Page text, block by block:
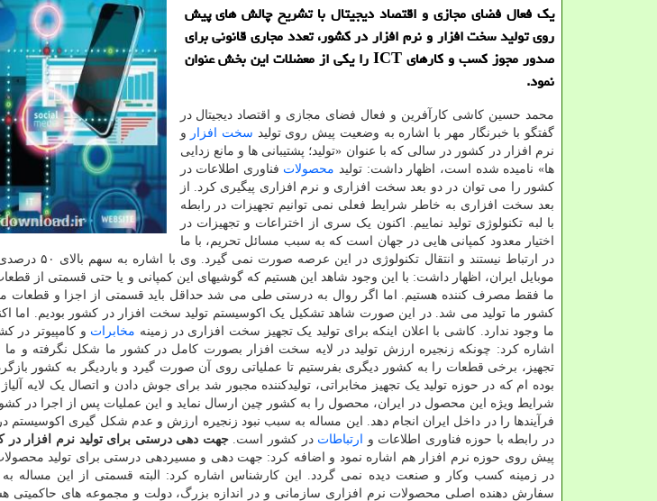
یک فعال فضای مجازی و اقتصاد دیجیتال با تشریح چالش های پیش
روی تولید سخت افزار و نرم افزار در کشور، تعدد مجاری قانونی برای
صدور مجوز کسب و کارهای ICT را یکی از معضلات این بخش عنوان
نمود.
محمد حسین کاشی کارآفرین و فعال فضای مجازی و اقتصاد دیجیتال در
گفتگو با خبرنگار مهر با اشاره به وضعیت پیش روی تولید سخت افزار و
نرم افزار در کشور در سالی که با عنوان «تولید؛ پشتیبانی ها و مانع زدایی
ها» نامیده شده است، اظهار داشت: تولید محصولات فناوری اطلاعات در
کشور را می توان در دو بعد سخت افزاری و نرم افزاری پیگیری کرد. از
بعد سخت افزاری به خاطر شرایط فعلی نمی توانیم تجهیزات در رابطه
با لبه تکنولوژی تولید نماییم. اکنون یک سری از اختراعات و تجهیزات در
اختیار معدود کمپانی هایی در جهان است که به سبب مسائل تحریم، با ما
در ارتباط نیستند و
موبایل ایران، اظهار داشت: با این وجود شاهد این هستیم که گوشیهای این کمپانی و یا حتی قسمتی از
ما فقط مصرف کننده هستیم. اما اگر روال به درستی طی می شد حداقل باید قسمتی از اجزا و قطعات
کشور ما تولید می شد. در این صورت شاهد تشکیل یک اکوسیستم تولید سخت افزار در کشور بودیم. اما
ما وجود ندارد. کاشی با اعلان اینکه برای تولید یک تجهیز سخت افزاری در زمینه مخابرات و کامپیوتر در
اشاره کرد: چونکه زنجیره ارزش تولید در لایه سخت افزار بصورت کامل در کشور ما شکل نگرفته و
تجهیز، برخی قطعات را به کشور دیگری بفرستیم تا عملیاتی روی آن صورت گیرد و باردیگر به کشور
بوده ام که در حوزه تولید یک تجهیز مخابراتی، تولیدکننده مجبور شد برای جوش دادن و اتصال یک لایه
شرایط ویژه این محصول در ایران، محصول را به کشور چین ارسال نماید و این عملیات پس از اجرا در
فرآیندها را در داخل ایران انجام دهد. این مساله به سبب نبود زنجیره ارزش و عدم شکل گیری
در رابطه با حوزه فناوری اطلاعات و
ارتباطات در کشور است.جهت دهی درستی برای تولید نرم افزار در
پیش روی حوزه نرم افزار هم اشاره نمود و اضافه کرد: جهت دهی و مسیردهی درستی برای تولید
در زمینه کسب وکار و صنعت دیده نمی گردد. این کارشناس اشاره کرد: البته قسمتی از این مساله به
سفارش دهنده اصلی محصولات نرم افزاری سازمانی و در اندازه بزرگ، دولت و مجموعه های حاکمیتی